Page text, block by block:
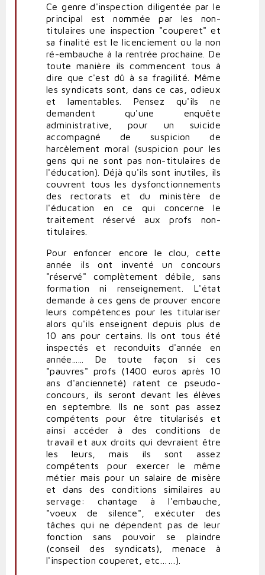
Ce genre d'inspection diligentée par le
principal est nommée par les non-
titulaires une inspection "couperet" et
sa finalité est le licenciement ou la non
ré-embauche à la rentrée prochaine. De
toute manière ils commencent tous à
dire que c'est dû à sa fragilité. Même
les syndicats sont, dans ce cas, odieux
et lamentables. Pensez qu'ils ne
demandent qu'une enquête
administrative, pour un suicide
accompagné de suspicion de
harcèlement moral (suspicion pour les
gens qui ne sont pas non-titulaires de
l'éducation). Déjà qu'ils sont inutiles, ils
couvrent tous les dysfonctionnements
des rectorats et du ministère de
l'éducation en ce qui concerne le
traitement réservé aux profs non-
titulaires.
Pour enfoncer encore le clou, cette
année ils ont inventé un concours
"réservé" complètement débile, sans
formation ni renseignement. L'état
demande à ces gens de prouver encore
leurs compétences pour les titulariser
alors qu'ils enseignent depuis plus de
10 ans pour certains. Ils ont tous été
inspectés et reconduits d'année en
année...... De toute façon si ces
"pauvres" profs (1400 euros après 10
ans d'ancienneté) ratent ce pseudo-
concours, ils seront devant les élèves
en septembre. Ils ne sont pas assez
compétents pour être titularisés et
ainsi accéder à des conditions de
travail et aux droits qui devraient être
les leurs, mais ils sont assez
compétents pour exercer le même
métier mais pour un salaire de misère
et dans des conditions similaires au
servage: chantage à l'embauche,
"voeux de silence", exécuter des
tâches qui ne dépendent pas de leur
fonction sans pouvoir se plaindre
(conseil des syndicats), menace à
l'inspection couperet, etc……).